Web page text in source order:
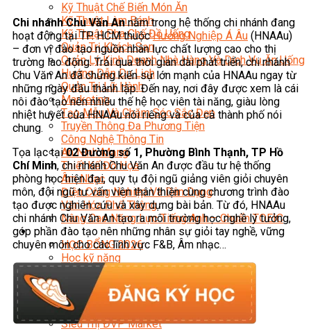
Kỹ Thuật Chế Biến Món Ăn
Kỹ Thuật Làm Bánh
Kỹ Thuật Pha Chế Đồ Uống
Quản Trị Khách Sạn
Quản Lý Kinh Doanh Nhà Hàng Và Dịch Vụ Ăn Uống
Hướng Dẫn Du Lịch
Quản Trị Lữ Hành
Marketing
Tạo Mẫu Và Chăm Sóc Sắc Đẹp
Truyền Thông Đa Phương Tiện
Công Nghệ Thông Tin
An Ninh Mạng
Thiết Kế Đồ Họa
Âm Nhạc
Điện Công Nghiệp Và Dân Dụng
Văn Hóa Phổ Thông
Nâng Cao Năng Lực Tiếng Anh – Chuẩn TOEIC
Tin Tức
HỌC BỔNG 2026
Học kỹ năng
Đào Tạo Nghề
Hoạt Động
Văn Hóa Ẩm Thực Việt Nam
Sự Kiện Hướng Nghiệp Á Âu
Siêu Thị ĐVP Market
Chi nhánh Chu Văn Annằm trong hệ thống chi nhánh đang
hoạt động tại TP. HCM thuộcHướng Nghiệp Á Âu (HNAAu)
– đơn vị đào tạo nguồn nhân lực chất lượng cao cho thị
trường lao động. Trải qua thời gian dài phát triển, chi nhánh
Chu Văn An đã chứng kiến sự lớn mạnh của HNAAu ngay từ
những ngày đầu thành lập. Đến nay, nơi đây được xem là cái
nôi đào tạo nên nhiều thế hệ học viên tài năng, giàu lòng
nhiệt huyết của HNAAu nói riêng và của cả thành phố nói
chung.
Tọa lạc tại02 Đường số 1, Phường Bình Thạnh, TP Hồ
Chí Minh, chi nhánh Chu Văn An được đầu tư hệ thống
phòng học hiện đại, quy tụ đội ngũ giảng viên giỏi chuyên
môn, đội ngũ tư vấn viên thân thiện cùng chương trình đào
tạo được nghiên cứu và xây dựng bài bản. Từ đó, HNAAu
chi nhánh Chu Văn An tạo ra môi trường học nghề lý tưởng,
góp phần đào tạo nên những nhân sự giỏi tay nghề, vững
chuyên môn cho các lĩnh vực F&B, Âm nhạc…